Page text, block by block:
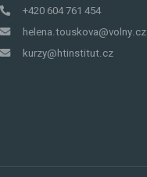
+420 604 761 454
helena.touskova@volny.cz
kurzy@htinstitut.cz